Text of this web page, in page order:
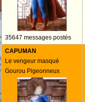
35647 messages postés
CAPUMAN
Le vengeur masqué
Gourou Pigeonneux